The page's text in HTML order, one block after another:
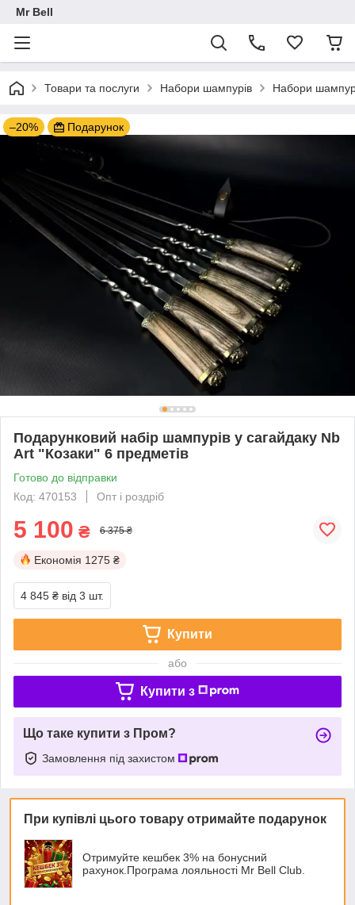
Mr Bell
Товари та послуги Набори шампурів Набори
–20% Подарунок
Подарунковий набір шампурів у сагайдаку Nb
Art "Козаки" 6 предметів
Готово до відправки
Код: 470153
Опт і роздріб
5 100 ₴ 6 375 ₴
Економія 1275 ₴
4 845 ₴ від 3 шт.
Купити
або
Купити з
Що таке купити з Пром?
Замовлення під захистом
При купівлі цього товару отримайте подарунок
Отримуйте кешбек 3% на бонусний
рахунок.Програма лояльності Mr Bell Club.